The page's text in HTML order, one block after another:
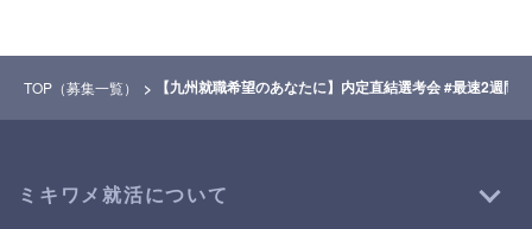
TOP（募集一覧） 【九州就職希望のあなたに】内定直結選考会 #最速2週間
ミキワメ就活について